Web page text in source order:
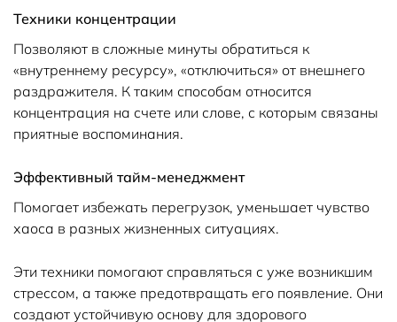
Техники концентрации
Позволяют в сложные минуты обратиться к
«внутреннему ресурсу», «отключиться» от внешнего
раздражителя. К таким способам относится
концентрация на счете или слове, с которым связаны
приятные воспоминания.
Эффективный тайм-менеджмент
Помогает избежать перегрузок, уменьшает чувство
хаоса в разных жизненных ситуациях.
Эти техники помогают справляться с уже возникшим
стрессом, а также предотвращать его появление. Они
создают устойчивую основу для здорового